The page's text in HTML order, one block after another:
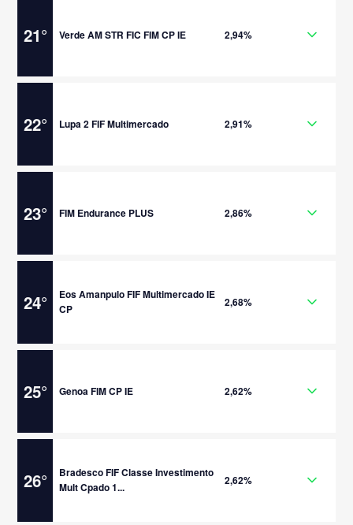
21° Verde AM STR FIC FIM CP IE 2,94%
22° Lupa 2 FIF Multimercado 2,91%
23° FIM Endurance PLUS 2,86%
24°
Eos Amanpulo FIF Multimercado IE
CP
2,68%
25° Genoa FIM CP IE 2,62%
26°
Bradesco FIF Classe Investimento
Mult Cpado 1...
2,62%